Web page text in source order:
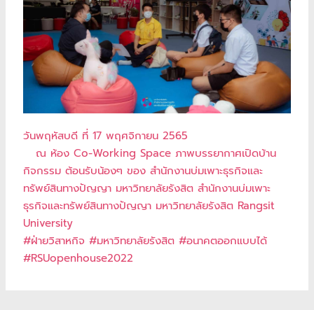
วันพฤหัสบดี ที่ 17 พฤศจิกายน 2565
ณ ห้อง Co-Working Space ภาพบรรยากาศเปิดบ้าน
กิจกรรม ต้อนรับน้องๆ ของ สำนักงานบ่มเพาะธุรกิจและ
ทรัพย์สินทางปัญญา มหาวิทยาลัยรังสิต สำนักงานบ่มเพาะ
ธุรกิจและทรัพย์สินทางปัญญา มหาวิทยาลัยรังสิต Rangsit
University
#ฝ่ายวิสาหกิจ #มหาวิทยาลัยรังสิต #อนาคตออกแบบได้
#RSUopenhouse2022